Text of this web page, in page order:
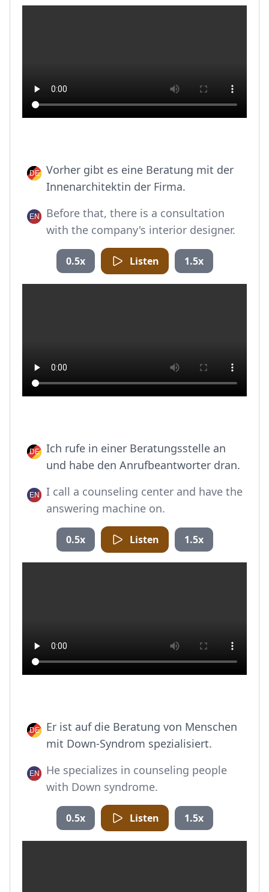
Vorher gibt es eine Beratung mit der
Innenarchitektin der Firma.
Before that, there is a consultation
with the company's interior designer.
0.5x Listen 1.5x
Ich rufe in einer Beratungsstelle an
und habe den Anrufbeantworter dran.
I call a counseling center and have the
answering machine on.
0.5x Listen 1.5x
Er ist auf die Beratung von Menschen
mit Down-Syndrom spezialisiert.
He specializes in counseling people
with Down syndrome.
0.5x Listen 1.5x